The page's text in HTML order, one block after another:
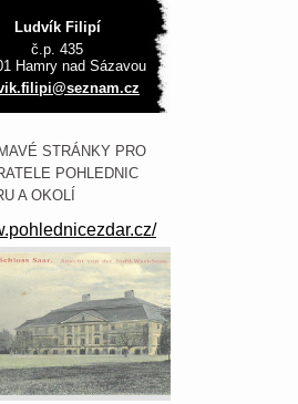
Ludvík Filipí
č.p. 435
Hamry nad Sázavou
ilipi@seznam.cz
STRÁNKY PRO
POHLEDNIC
A OKOLÍ